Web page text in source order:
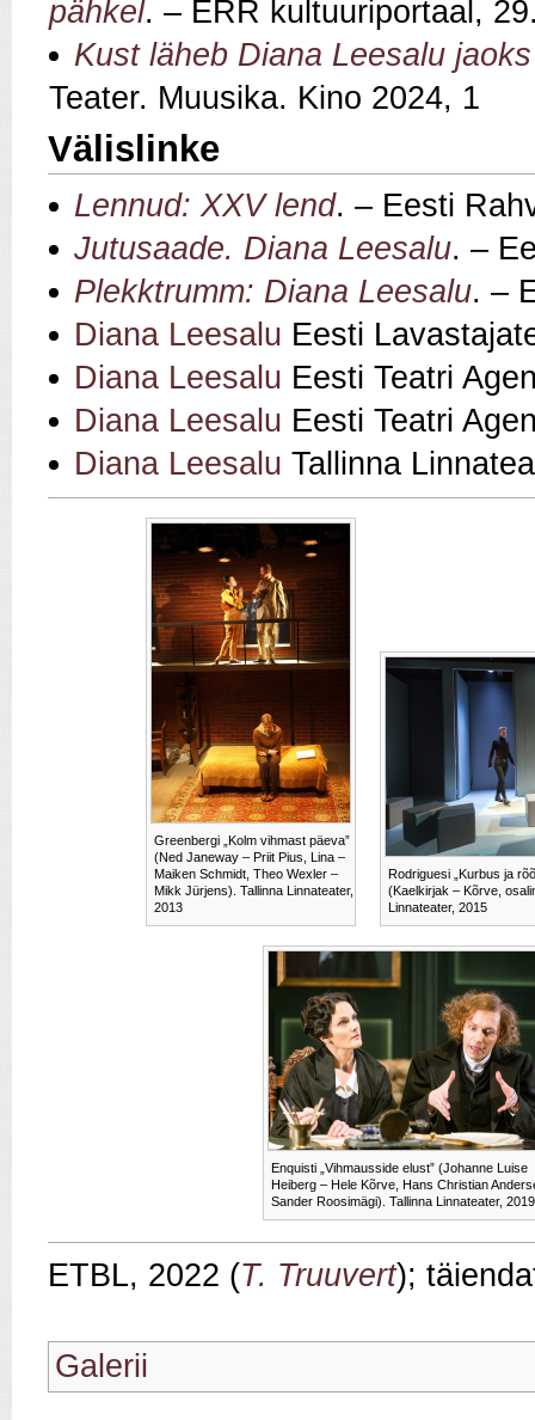
pähkel. – ERR kultuuriportaal,
Kust läheb Diana Leesalu
Teater. Muusika. Kino 2024, 1
Välislinke
Lennud: XXV lend. – Eesti
Jutusaade. Diana Leesalu. –
Plekktrumm: Diana Leesalu. –
Diana Leesalu Eesti
Diana Leesalu Eesti Teatri
Diana Leesalu Eesti Teatri
Diana Leesalu Tallinna
Greenbergi „Kolm vihmast päeva”
(Ned Janeway – Priit Pius, Lina –
Maiken Schmidt, Theo Wexler –
Mikk Jürjens). Tallinna Linnateater,
2013
Rodriguesi „Kurbus ja
(Kaelkirjak – Kõrve,
Linnateater, 2015
Enquisti „Vihmausside elust” (Johanne Luise
Heiberg – Hele Kõrve, Hans Christian
Sander Roosimägi). Tallinna Linnateater, 2019
ETBL, 2022 (T. Truuvert);
Galerii